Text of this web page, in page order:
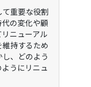
重要な役割
の変化や顧
ニューアル
持するため
、どのよう
うにリニュ